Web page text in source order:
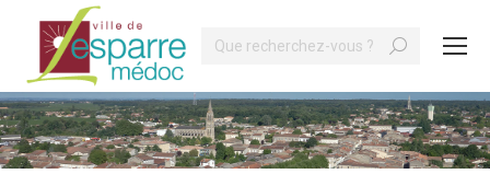
Search:
Vous êtes ici :